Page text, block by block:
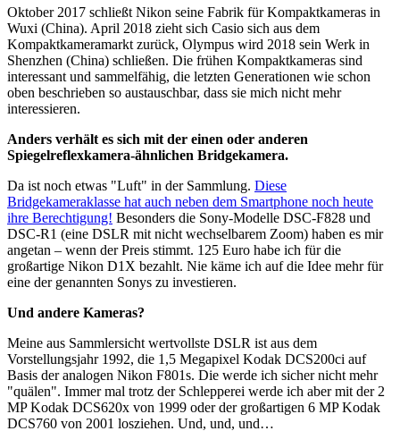
Oktober 2017 schließt Nikon seine Fabrik für Kompaktkameras in
Wuxi (China). April 2018 zieht sich Casio sich aus dem
Kompaktkameramarkt zurück, Olympus wird 2018 sein Werk in
Shenzhen (China) schließen. Die frühen Kompaktkameras sind
interessant und sammelfähig, die letzten Generationen wie schon
oben beschrieben so austauschbar, dass sie mich nicht mehr
interessieren.
Anders verhält es sich mit der einen oder anderen
Spiegelreflexkamera-ähnlichen Bridgekamera.
Da ist noch etwas "Luft" in der Sammlung. Diese
Bridgekameraklasse hat auch neben dem Smartphone noch heute
ihre Berechtigung! Besonders die Sony-Modelle DSC-F828 und
DSC-R1 (eine DSLR mit nicht wechselbarem Zoom) haben es mir
angetan – wenn der Preis stimmt. 125 Euro habe ich für die
großartige Nikon D1X bezahlt. Nie käme ich auf die Idee mehr für
eine der genannten Sonys zu investieren.
Und andere Kameras?
Meine aus Sammlersicht wertvollste DSLR ist aus dem
Vorstellungsjahr 1992, die 1,5 Megapixel Kodak DCS200ci auf
Basis der analogen Nikon F801s. Die werde ich sicher nicht mehr
"quälen". Immer mal trotz der Schlepperei werde ich aber mit der 2
MP Kodak DCS620x von 1999 oder der großartigen 6 MP Kodak
DCS760 von 2001 losziehen. Und, und, und…